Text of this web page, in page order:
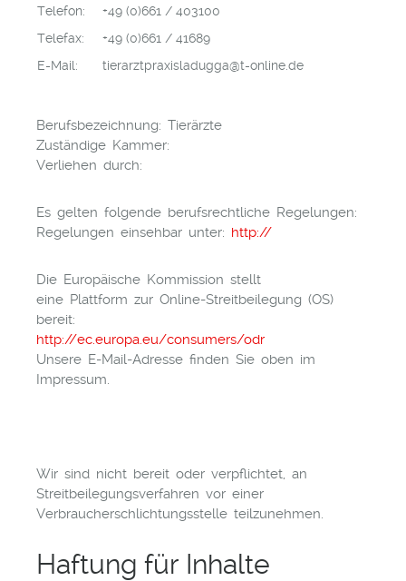
Telefon:
+49 (0)661 / 403100
Telefax:
+49 (0)661 / 41689
E-Mail:
tierarztpraxisladugga@t-online.de
Berufsbezeichnung: Tierärzte
Zuständige Kammer:
Verliehen durch:
Es gelten folgende berufsrechtliche Regelungen:
Regelungen einsehbar unter: http://
Die Europäische Kommission stellt
eine Plattform zur Online-Streitbeilegung (OS)
bereit:
http://ec.europa.eu/consumers/odr
Unsere E-Mail-Adresse finden Sie oben im
Impressum.
Wir sind nicht bereit oder verpflichtet, an
Streitbeilegungsverfahren vor einer
Verbraucherschlichtungsstelle teilzunehmen.
Haftung für Inhalte